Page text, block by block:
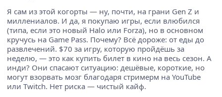
Я сам из этой когорты — ну, почти, на грани Gen Z и
миллениалов. И да, я покупаю игры, если влюбился
(типа, если это новый Halo или Forza), но в основном
кручусь на Game Pass. Почему? Всё дороже: от еды до
развлечений. $70 за игру, которую пройдёшь за
неделю, — это как купить билет в кино на весь сезон. А
инди? Они спасают ситуацию: дешёвые, короткие, но
могут взорвать мозг благодаря стримерм на YouTube
или Twitch. Нет риска — чистый кайф.